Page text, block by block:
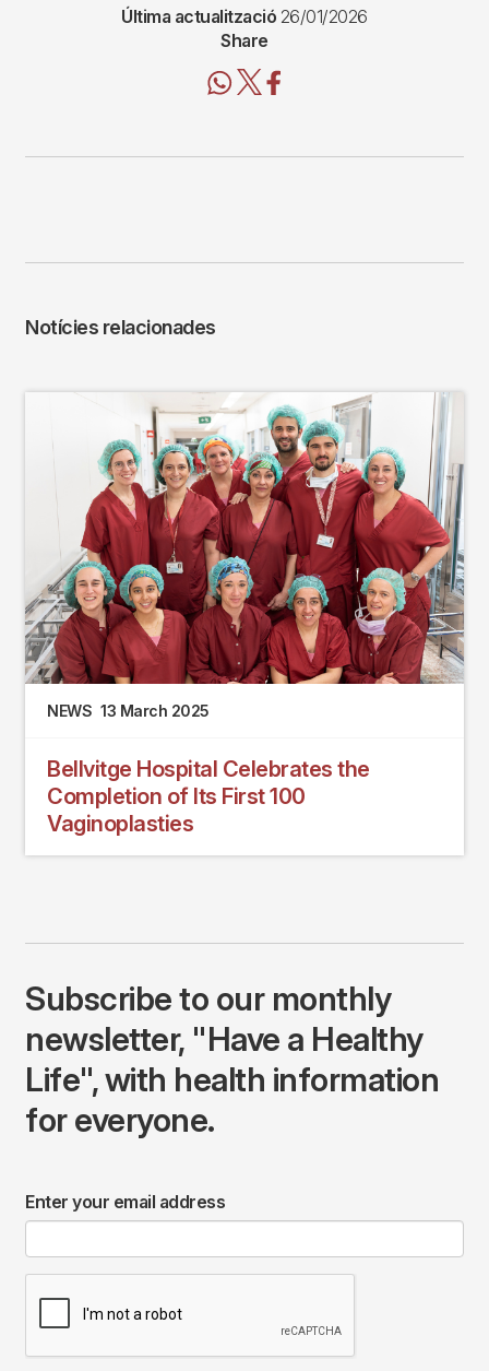
Última actualització 26/01/2026
Share
Notícies relacionades
NEWS 13 March 2025
Bellvitge Hospital Celebrates the
Completion of Its First 100
Vaginoplasties
Subscribe to our monthly
newsletter, "Have a Healthy
Life", with health information
for everyone.
Enter your email address